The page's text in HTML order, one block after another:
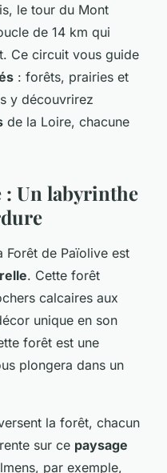
le tour du Mont
de 14 km qui
Ce circuit vous guide
: forêts, prairies et
y découvrirez
de la Loire, chacune
: Un labyrinthe
Forêt de Païolive est
. Cette forêt
calcaires aux
unique en son
forêt est une
plongera dans un
la forêt, chacun
sur ce paysage
par exemple,